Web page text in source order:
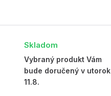
Skladom
Vybraný produkt Vám
bude doručený v utorok
11.8.